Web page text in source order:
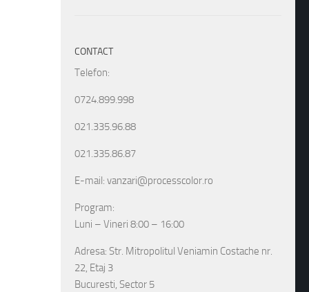
CONTACT
Telefon:
0724.899.998
021.335.96.88
021.335.86.87
E-mail: vanzari@processcolor.ro
Program:
Luni – Vineri 8:00 – 16:00
Adresa: Str. Mitropolitul Veniamin Costache nr.
22, Etaj 3
Bucuresti, Sector 5